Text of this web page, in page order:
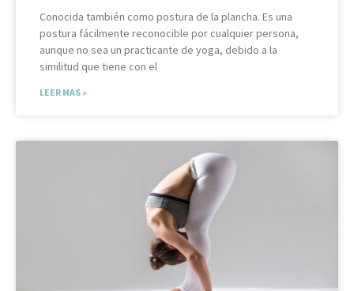
Conocida también como postura de la plancha. Es una
postura fácilmente reconocible por cualquier persona,
aunque no sea un practicante de yoga, debido a la
similitud que tiene con el
LEER MAS »